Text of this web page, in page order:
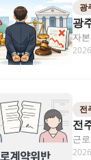
광
광
자
자
전
전
근
반